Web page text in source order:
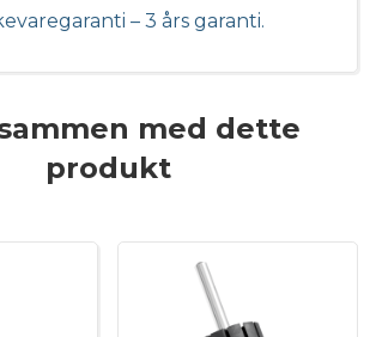
– 3 års garanti.
med dette
produkt